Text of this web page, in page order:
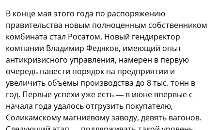
В конце мая этого года по распоряжению
правительства новым полноценным собственником
комбината стал Росатом. Новый гендиректор
компании Владимир Федяков, имеющий опыт
антикризисного управления, намерен в первую
очередь навести порядок на предприятии и
увеличить объемы производства до 8 тыс. тонн в
год. Первые успехи уже есть — в июне впервые с
начала года удалось отгрузить покупателю,
Соликамскому магниевому заводу, девять вагонов.